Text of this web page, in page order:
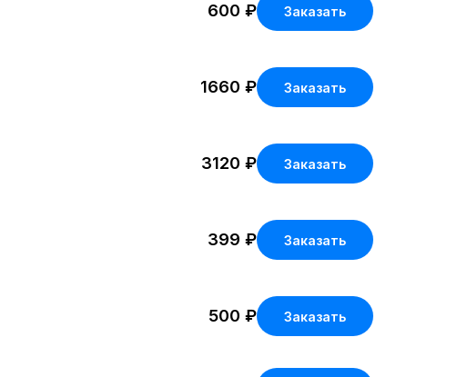
600 ₽ Заказать
1660 ₽ Заказать
3120 ₽ Заказать
399 ₽ Заказать
500 ₽ Заказать